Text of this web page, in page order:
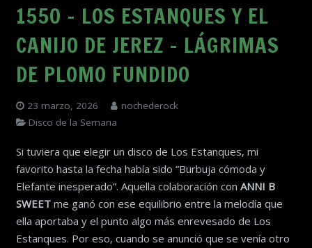
1550 – LOS ESTANQUES Y EL
CANIJO DE JEREZ – LÁGRIMAS
DE PLOMO FUNDIDO
23 marzo, 2026
nochederock
Disco de la Semana
Si tuviera que elegir un disco de Los Estanques, mi
favorito hasta la fecha había sido “Burbuja cómoda y
Elefante inesperado”. Aquella colaboración con ANNI B
SWEETme ganó con ese equilibrio entre la melodía que
ella aportaba y el punto algo más enrevesado de Los
Estanques. Por eso, cuando se anunció que se venía otro